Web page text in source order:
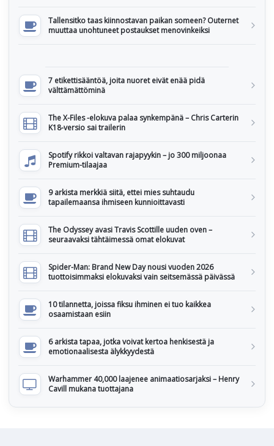
Tallensitko taas kiinnostavan paikan someen? Outernet
muuttaa unohtuneet postaukset menovinkeiksi
7 etikettisääntöä, joita nuoret eivät enää pidä
välttämättöminä
The X-Files -elokuva palaa synkempänä – Chris Carterin
K18-versio sai trailerin
Spotify rikkoi valtavan rajapyykin – jo 300 miljoonaa
Premium-tilaajaa
9 arkista merkkiä siitä, ettei mies suhtaudu
tapailemaansa ihmiseen kunnioittavasti
The Odyssey avasi Travis Scottille uuden oven –
seuraavaksi tähtäimessä omat elokuvat
Spider-Man: Brand New Day nousi vuoden 2026
tuottoisimmaksi elokuvaksi vain seitsemässä päivässä
10 tilannetta, joissa fiksu ihminen ei tuo kaikkea
osaamistaan esiin
6 arkista tapaa, jotka voivat kertoa henkisestä ja
emotionaalisesta älykkyydestä
Warhammer 40,000 laajenee animaatiosarjaksi – Henry
Cavill mukana tuottajana